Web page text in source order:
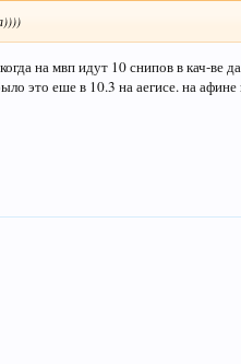
на мвп идут 10 снипов в кач-ве
это еше в 10.3 на аегисе. на